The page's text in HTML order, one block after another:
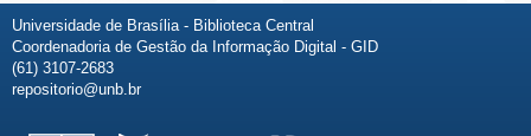
Universidade de Brasília - Biblioteca Central
Coordenadoria de Gestão da Informação Digital - GID
(61) 3107-2683
repositorio@unb.br